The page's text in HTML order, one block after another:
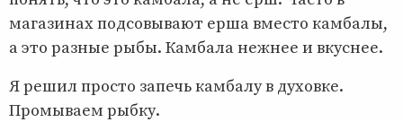
магазинах подсовывают ерша вместо камбалы,
а это разные рыбы. Камбала нежнее и вкуснее.
Я решил просто запечь камбалу в духовке.
Промываем рыбку.